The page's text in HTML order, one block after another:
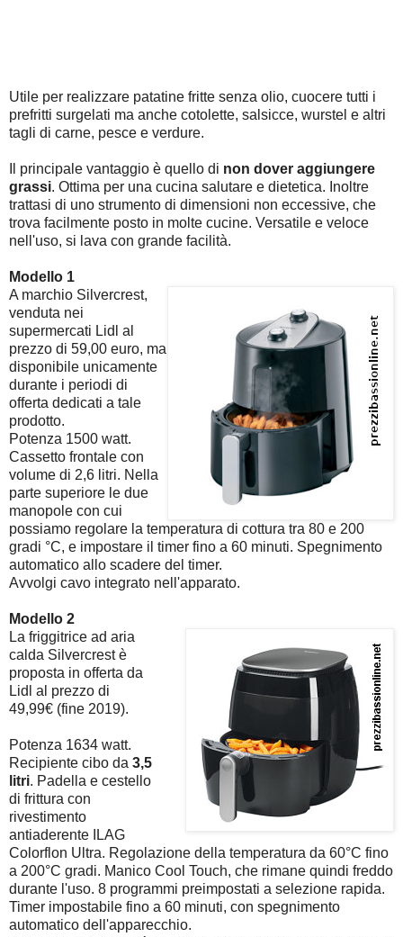
Utile per realizzare patatine fritte senza olio, cuocere tutti i
prefritti surgelati ma anche cotolette, salsicce, wurstel e altri
tagli di carne, pesce e verdure.
Il principale vantaggio è quello di non dover aggiungere
grassi. Ottima per una cucina salutare e dietetica. Inoltre
trattasi di uno strumento di dimensioni non eccessive, che
trova facilmente posto in molte cucine. Versatile e veloce
nell'uso, si lava con grande facilità.
Modello 1
A marchio Silvercrest,
venduta nei
supermercati Lidl al
prezzo di 59,00 euro, ma
disponibile unicamente
durante i periodi di
offerta dedicati a tale
prodotto.
Potenza 1500 watt.
Cassetto frontale con
volume di 2,6 litri. Nella
parte superiore le due
manopole con cui
possiamo regolare la temperatura di cottura tra 80 e 200
gradi °C, e impostare il timer fino a 60 minuti. Spegnimento
automatico allo scadere del timer.
Avvolgi cavo integrato nell'apparato.
Modello 2
La friggitrice ad aria
calda Silvercrest è
proposta in offerta da
Lidl al prezzo di
49,99€ (fine 2019).
Potenza 1634 watt.
Recipiente cibo da 3,5
litri. Padella e cestello
di frittura con
rivestimento
antiaderente ILAG
Colorflon Ultra. Regolazione della temperatura da 60°C fino
a 200°C gradi. Manico Cool Touch, che rimane quindi freddo
durante l'uso. 8 programmi preimpostati a selezione rapida.
Timer impostabile fino a 60 minuti, con spegnimento
automatico dell'apparecchio.